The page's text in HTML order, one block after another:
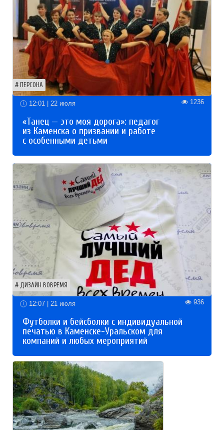
ПЕРСОНА
12:01 | 22 июля 1236
«Танец — это моя дорога»: педагог
из Каменска о призвании и работе
с особенными детьми
ДИЗАЙН ВОВРЕМЯ
12:07 | 21 июля 936
Футболки и бейсболки с индивидуальной
печатью в Каменске-Уральском для
компаний и любых мероприятий